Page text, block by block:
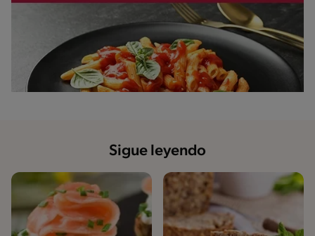
Sigue leyendo